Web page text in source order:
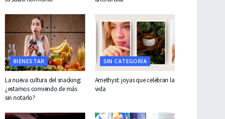
BIENESTAR
La nueva cultura del snacking:
¿estamos comiendo de más
sin notarlo?
SIN CATEGORÍA
Amethyst: joyas que celebran la
vida